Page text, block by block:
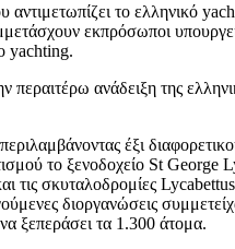
το ελληνικό
εκπρόσωποι
yachting.
ανάδειξη της
έξι
το ξενοδοχείο St George
τις σκυταλοδρομίες
διοργανώσεις
ξεπεράσει τα 1.300 άτομα.